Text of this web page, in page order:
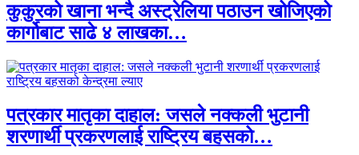
कुकुरको खाना भन्दै अस्ट्रेलिया पठाउन खोजिएको
कार्गोबाट साढे ४ लाखका…
पत्रकार मातृका दाहाल: जसले नक्कली भुटानी
शरणार्थी प्रकरणलाई राष्ट्रिय बहसको…